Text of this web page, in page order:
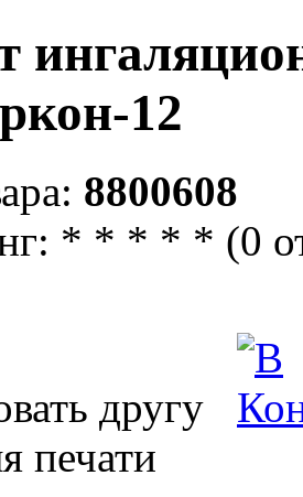
12
8800608
* * * * * (0
другу
печати